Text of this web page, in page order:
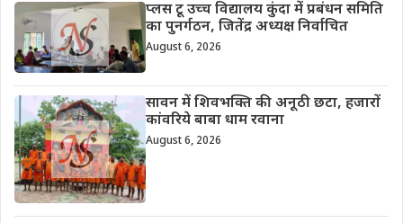
प्लस टू उच्च विद्यालय कुंदा में प्रबंधन समिति
का पुनर्गठन, जितेंद्र अध्यक्ष निर्वाचित
August 6, 2026
सावन में शिवभक्ति की अनूठी छटा, हजारों
कांवरिये बाबा धाम रवाना
August 6, 2026